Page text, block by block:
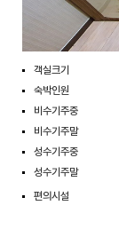
객실크기
숙박인원
비수기주중
비수기주말
성수기주중
성수기주말
편의시설